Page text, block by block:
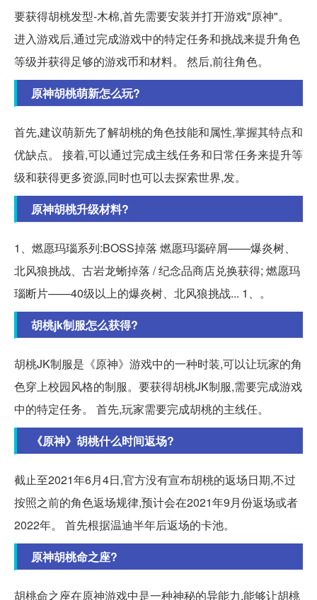
要获得胡桃发型-木棉,首先需要安装并打开游戏"原神"。
进入游戏后,通过完成游戏中的特定任务和挑战来提升角色
等级并获得足够的游戏币和材料。 然后,前往角色。
原神胡桃萌新怎么玩?
首先,建议萌新先了解胡桃的角色技能和属性,掌握其特点和
优缺点。 接着,可以通过完成主线任务和日常任务来提升等
级和获得更多资源,同时也可以去探索世界,发。
原神胡桃升级材料?
1、燃愿玛瑙系列:BOSS掉落 燃愿玛瑙碎屑——爆炎树、
北风狼挑战、古岩龙蜥掉落 / 纪念品商店兑换获得; 燃愿玛
瑙断片——40级以上的爆炎树、北风狼挑战... 1、。
胡桃jk制服怎么获得?
胡桃JK制服是《原神》游戏中的一种时装,可以让玩家的角
色穿上校园风格的制服。要获得胡桃JK制服,需要完成游戏
中的特定任务。 首先,玩家需要完成胡桃的主线任。
《原神》胡桃什么时间返场?
截止至2021年6月4日,官方没有宣布胡桃的返场日期,不过
按照之前的角色返场规律,预计会在2021年9月份返场或者
2022年。 首先根据温迪半年后返场的卡池。
原神胡桃命之座?
胡桃命之座在原神游戏中是一种神秘的异能力,能够让胡桃